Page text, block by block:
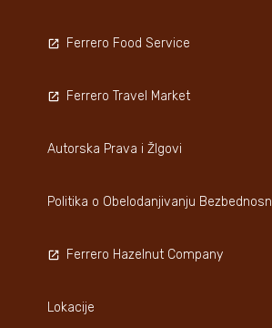
Ferrero Food Service
Ferrero Travel Market
Autorska Prava i ŽIgovi
Politika o Obelodanjivanju
Ferrero Hazelnut Company
Lokacije